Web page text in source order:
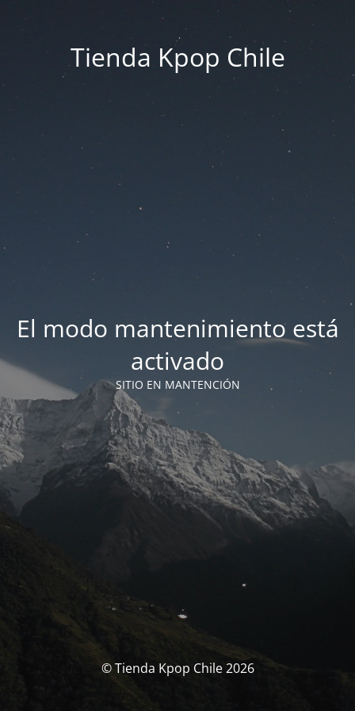
Tienda Kpop Chile
El modo mantenimiento está
activado
SITIO EN MANTENCIÓN
© Tienda Kpop Chile 2026